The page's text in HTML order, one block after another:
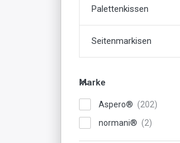
Palettenkissen
Seitenmarkisen
Marke
Aspero®
normani®